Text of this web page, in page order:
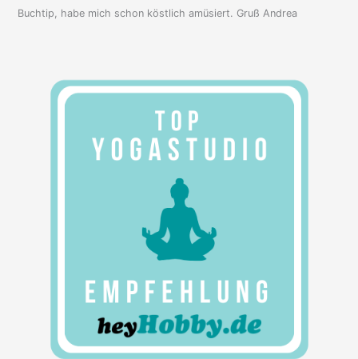
Buchtip, habe mich schon köstlich amüsiert. Gruß Andrea